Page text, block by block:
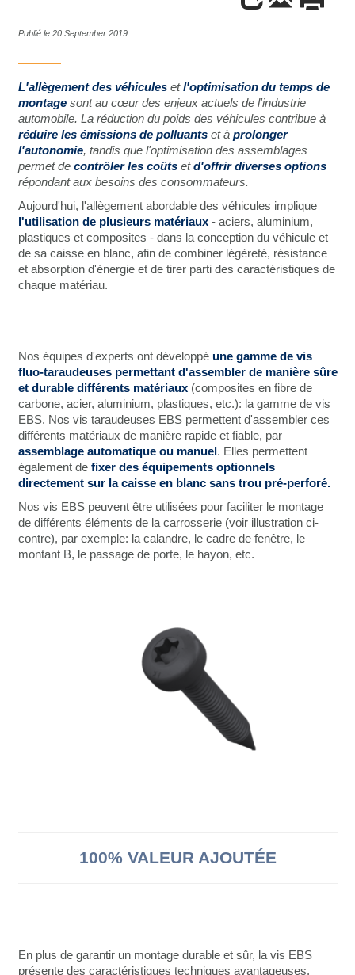
Publié le 20 September 2019
L'allègement des véhicules etl'optimisation du temps de
montage sont au cœur des enjeux actuels de l'industrie
automobile. La réduction du poids des véhicules contribue à
réduire les émissions de polluants et à prolonger
l'autonomie, tandis que l'optimisation des assemblages
permet de contrôler les coûts etd'offrir diverses options
répondant aux besoins des consommateurs.
Aujourd'hui, l'allègement abordable des véhicules implique
l'utilisation de plusieurs matériaux - aciers, aluminium,
plastiques et composites - dans la conception du véhicule et
de sa caisse en blanc, afin de combiner légèreté, résistance
et absorption d'énergie et de tirer parti des caractéristiques de
chaque matériau.
Nos équipes d'experts ont développé une gamme de vis
fluo-taraudeuses permettant d'assembler de manière sûre
et durable différents matériaux (composites en fibre de
carbone, acier, aluminium, plastiques, etc.): la gamme de vis
EBS. Nos vis taraudeuses EBS permettent d'assembler ces
différents matériaux de manière rapide et fiable, par
assemblage automatique ou manuel . Elles permettent
également de fixer des équipements optionnels
directement sur la caisse en blanc sans trou pré-perforé.
Nos vis EBS peuvent être utilisées pour faciliter le montage
de différents éléments de la carrosserie (voir illustration ci-
contre), par exemple: la calandre, le cadre de fenêtre, le
montant B, le passage de porte, le hayon, etc.
100% VALEUR AJOUTÉE
En plus de garantir un montage durable et sûr, la vis EBS
présente des caractéristiques techniques avantageuses,